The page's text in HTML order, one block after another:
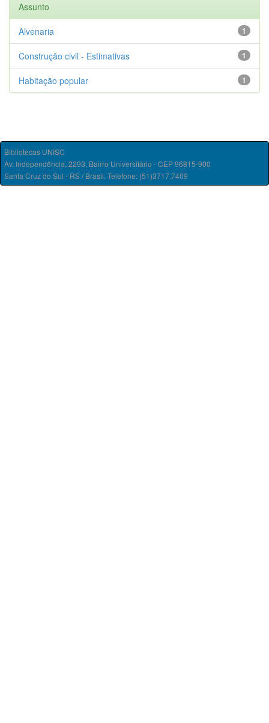
Assunto
1
Alvenaria
1
Construção civil - Estimativas
1
Habitação popular
Bibliotecas UNISC
Av. Independência, 2293, Bairro Universitário - CEP 96815-900
Santa Cruz do Sul - RS / Brasil. Telefone: (51)3717.7409